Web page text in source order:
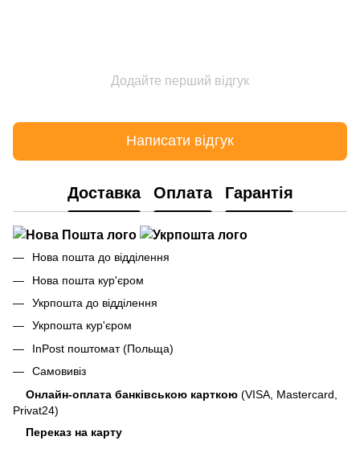
Додайте перший відгук
Написати відгук
Доставка Оплата Гарантія
Нова пошта до відділення
Нова пошта кур'єром
Укрпошта до відділення
Укрпошта кур'єром
InPost поштомат (Польща)
Самовивіз
Онлайн-оплата банківською карткою (VISA, Mastercard,
Privat24)
Переказ на карту